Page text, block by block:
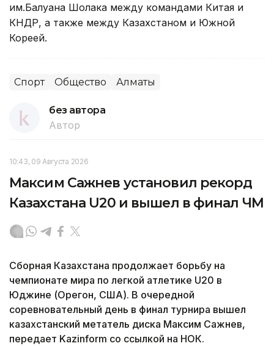
им.Балуана Шолака между командами Китая и
КНДР, а также между Казахстаном и Южной
Кореей.
Спорт Общество Алматы
без автора
Автор
10:43, 09 Августа 2026
Максим Сажнев установил рекорд
Казахстана U20 и вышел в финал ЧМ
Сборная Казахстана продолжает борьбу на
чемпионате мира по легкой атлетике U20 в
Юджине (Орегон, США). В очередной
соревновательный день в финал турнира вышел
казахстанский метатель диска Максим Сажнев,
передает Kazinform со ссылкой на НОК.